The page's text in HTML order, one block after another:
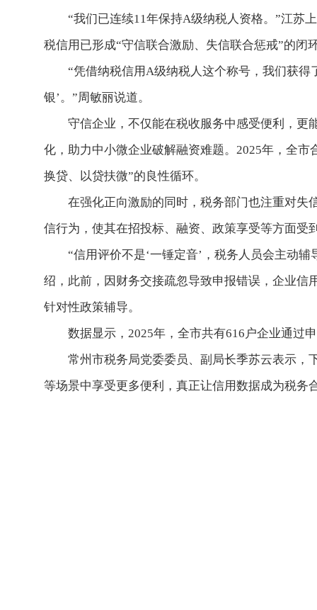
“我们已连续11年保持A级纳税人资格。”江苏
税信用已形成“守信联合激励、失信联合惩戒”的闭
“凭借纳税信用A级纳税人这个称号，我们获
银’。”周敏丽说道。
守信企业，不仅能在税收服务中感受便利，更
化，助力中小微企业破解融资难题。2025年，全
换贷、以贷扶微”的良性循环。
在强化正向激励的同时，税务部门也注重对失
信行为，使其在招投标、融资、政策享受等方面受
“信用评价不是‘一锤定音’，税务人员会主动
绍，此前，因财务交接疏忽导致申报错误，企业
针对性政策辅导。
数据显示，2025年，全市共有616户企业通过
常州市税务局党委委员、副局长季苏云表示，
等场景中享受更多便利，真正让信用数据成为税务